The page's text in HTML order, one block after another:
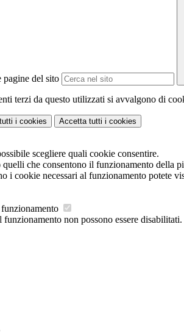
pagine del sito
terzi da questo utilizzati si avvalgono di
i cookies Accetta tutti i cookies
scegliere quali cookie consentire.
quelli che consentono il funzionamento della
i cookie necessari al funzionamento potete
funzionamento non possono essere